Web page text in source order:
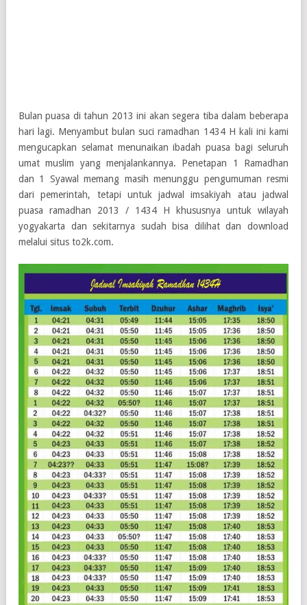
Bulan puasa di tahun 2013 ini akan segera tiba dalam beberapa
hari lagi. Menyambut bulan suci ramadhan 1434 H kali ini kami
mengucapkan selamat menunaikan ibadah puasa bagi seluruh
umat muslim yang menjalankannya. Penetapan 1 Ramadhan
dan 1 Syawal memang masih menunggu pengumuman resmi
dari pemerintah, tetapi untuk jadwal imsakiyah atau jadwal
puasa ramadhan 2013 / 1434 H khususnya untuk wilayah
yogyakarta dan sekitarnya sudah bisa dilihat dan download
melalui situs to2k.com.